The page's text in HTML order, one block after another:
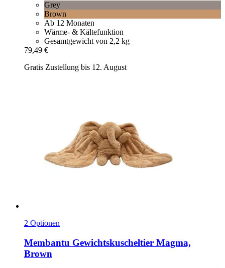
Grey
Brown
Ab 12 Monaten
Wärme- & Kältefunktion
Gesamtgewicht von 2,2 kg
79,49 €
Gratis Zustellung bis 12. August
2 Optionen
Membantu Gewichtskuscheltier Magma,
Brown